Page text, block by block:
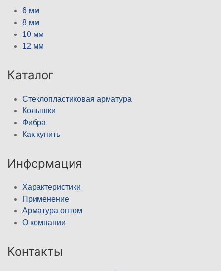
6 мм
8 мм
10 мм
12 мм
Каталог
Стеклопластиковая арматура
Колышки
Фибра
Как купить
Информация
Характеристики
Применение
Арматура оптом
О компании
Контакты